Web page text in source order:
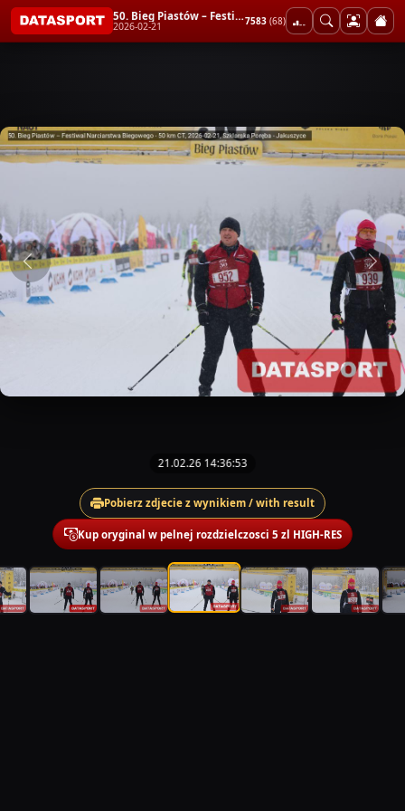
50. Bieg Piastów – Festiwal Narciarstwa Biegowego - 50 km CT
2026-02-21 7583 (68)
21.02.26 14:36:53
Pobierz zdjecie z wynikiem / with result
Kup oryginal w pelnej rozdzielczosci 5 zl HIGH-RES